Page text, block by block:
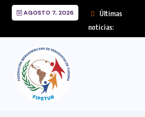
AGOSTO 7, 2026
Últimas
noticias: